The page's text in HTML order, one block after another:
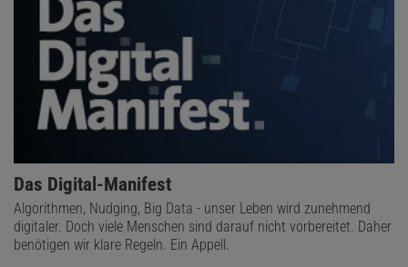
Das Digital-Manifest
Algorithmen, Nudging, Big Data - unser Leben wird zunehmend
digitaler. Doch viele Menschen sind darauf nicht vorbereitet. Daher
benötigen wir klare Regeln. Ein Appell.